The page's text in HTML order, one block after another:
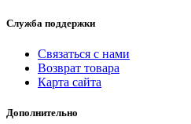
Служба поддержки
Связаться с нами
Возврат товара
Карта сайта
Дополнительно